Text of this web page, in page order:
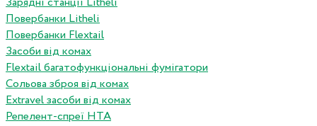
Повербанки Litheli
Повербанки Flextail
Засоби від комах
Flextail багатофункціональні фумігатори
Сольова зброя від комах
Extravel засоби від комах
Репелент-спреї HTA